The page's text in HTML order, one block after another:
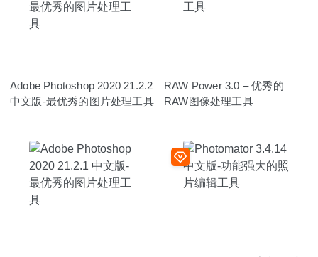
Adobe Photoshop 2020 21.2.2
中文版-最优秀的图片处理工具
RAW Power 3.0 – 优秀的
RAW图像处理工具